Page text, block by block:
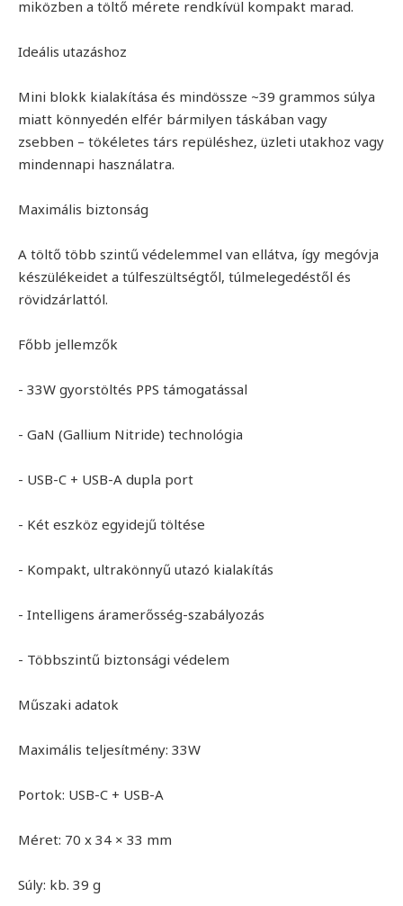
miközben a töltő mérete rendkívül kompakt marad.
Ideális utazáshoz
Mini blokk kialakítása és mindössze ~39 grammos súlya
miatt könnyedén elfér bármilyen táskában vagy
zsebben – tökéletes társ repüléshez, üzleti utakhoz vagy
mindennapi használatra.
Maximális biztonság
A töltő több szintű védelemmel van ellátva, így megóvja
készülékeidet a túlfeszültségtől, túlmelegedéstől és
rövidzárlattól.
Főbb jellemzők
- 33W gyorstöltés PPS támogatással
- GaN (Gallium Nitride) technológia
- USB-C + USB-A dupla port
- Két eszköz egyidejű töltése
- Kompakt, ultrakönnyű utazó kialakítás
- Intelligens áramerősség-szabályozás
- Többszintű biztonsági védelem
Műszaki adatok
Maximális teljesítmény: 33W
Portok: USB-C + USB-A
Méret: 70 x 34 × 33 mm
Súly: kb. 39 g